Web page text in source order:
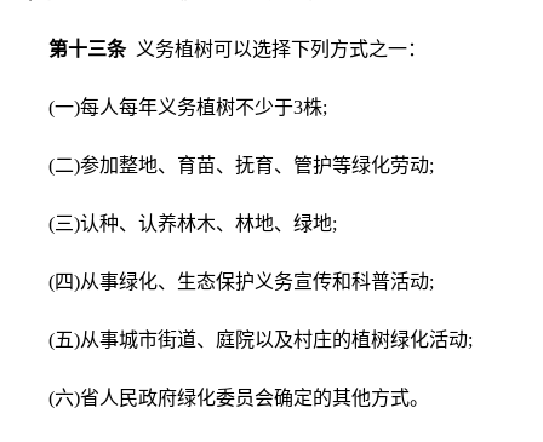
第十三条 义务植树可以选择下列方式之一：
(一)每人每年义务植树不少于3株;
(二)参加整地、育苗、抚育、管护等绿化劳动;
(三)认种、认养林木、林地、绿地;
(四)从事绿化、生态保护义务宣传和科普活动;
(五)从事城市街道、庭院以及村庄的植树绿化活动;
(六)省人民政府绿化委员会确定的其他方式。